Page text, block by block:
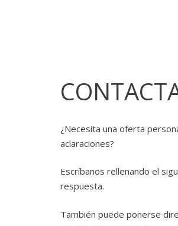
¿Necesita una oferta
aclaraciones?
Escríbanos rellenando el
respuesta.
También puede ponerse